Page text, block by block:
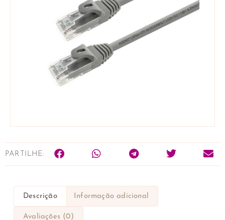
PARTILHE:
Descrição Informação adicional
Avaliações (0)